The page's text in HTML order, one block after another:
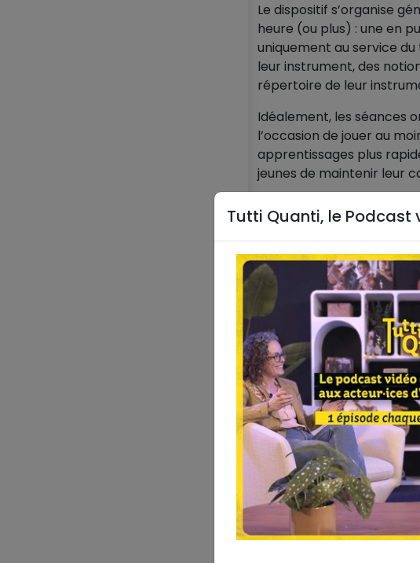
Le dispositif s’organise
heure (ou plus) : une en
uniquement au service
leur instrument, des
répertoire de leur
Idéalement, les séances
l’occasion de jouer au
apprentissages plus
jeunes de maintenir leur
Ces séances ont
peuvent également se
(établissement scolaire
EHPAD…).
Surtout au démarrage
l’instrument et
à contribution afin de
collectif et de co-
chauffe.
↑ Revenir au sommaire ↑
⏱️ Entre les
Tutti Quanti, le Podcast